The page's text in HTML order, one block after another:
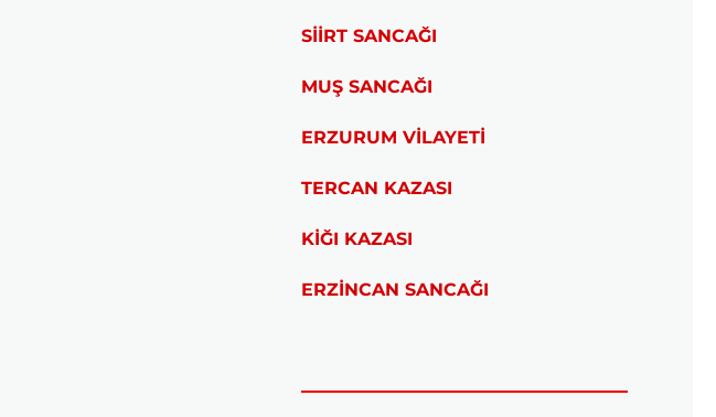
SİİRT SANCAĞI
MUŞ SANCAĞI
ERZURUM VİLAYETİ
TERCAN KAZASI
KİĞI KAZASI
ERZİNCAN SANCAĞI